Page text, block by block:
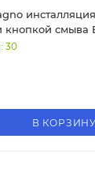
кнопкой смыва
30
В КОРЗИНУ